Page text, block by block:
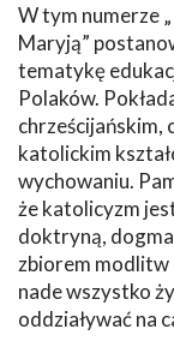
W tym numerze
Maryją”
tematykę
Polaków.
chrześcijańskim,
katolickim
wychowaniu.
że katolicyzm
doktryną,
zbiorem modlitw
nade wszystko
oddziaływać na